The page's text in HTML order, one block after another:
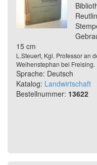
15 cm
L.Steuert, Kgl. Professor an
Weihenstephan bei Freising.
Sprache: Deutsch
Katalog: Landwirtschaft
Bestellnummer: 13622